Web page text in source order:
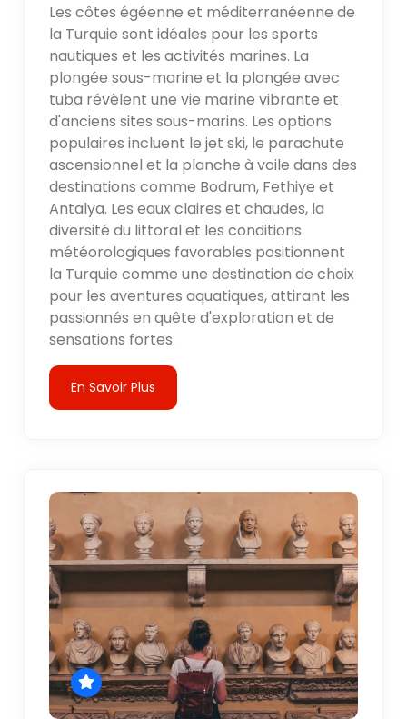
Les côtes égéenne et méditerranéenne de
la Turquie sont idéales pour les sports
nautiques et les activités marines. La
plongée sous-marine et la plongée avec
tuba révèlent une vie marine vibrante et
d'anciens sites sous-marins. Les options
populaires incluent le jet ski, le parachute
ascensionnel et la planche à voile dans des
destinations comme Bodrum, Fethiye et
Antalya. Les eaux claires et chaudes, la
diversité du littoral et les conditions
météorologiques favorables positionnent
la Turquie comme une destination de choix
pour les aventures aquatiques, attirant les
passionnés en quête d'exploration et de
sensations fortes.
En Savoir Plus